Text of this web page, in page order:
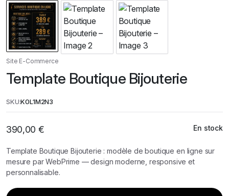
Site E-Commerce
Template Boutique Bijouterie
SKU:K0L1M2N3
390,00 € En stock
Template Boutique Bijouterie : modèle de boutique en ligne sur
mesure par WebPrime — design moderne, responsive et
personnalisable.